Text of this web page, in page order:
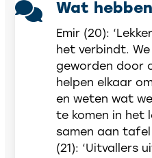
Wat
Emir (20):
het verbindt.
geworden door
helpen elkaar
en weten wat
te komen in het
samen aan tafel
(21): ‘Uitvallers